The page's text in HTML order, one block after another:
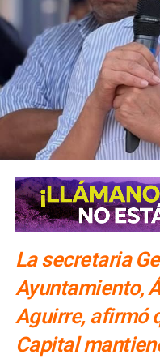
NO TE PIERDAS
Anuncia Gallardo
La secretaria
Ayuntamiento,
Aguirre, afirmó
Capital